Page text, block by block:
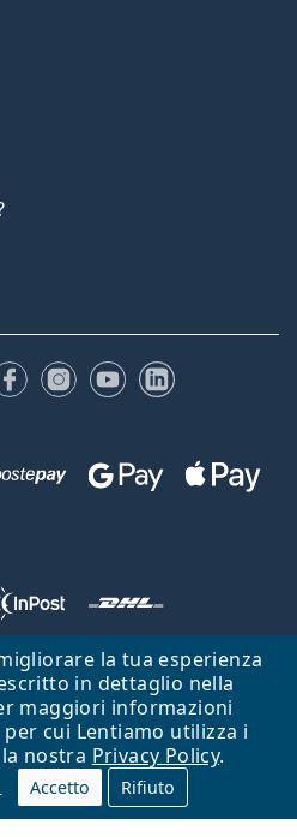
la tua esperienza
in dettaglio nella
maggiori informazioni
cui Lentiamo utilizza i
nostra Privacy Policy.
Accetto Rifiuto
FacebookInstagram
YouTubeLinkedIn
Nová Bystřice, Repubblica Ceca.
Partita IVA: CZ26104784
Page
Vai all'inizio
Lentiamo s.r.o., che ne detiene la
- per te - da 18 anni!